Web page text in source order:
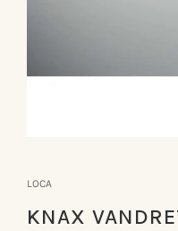
iLOCA
KNAX